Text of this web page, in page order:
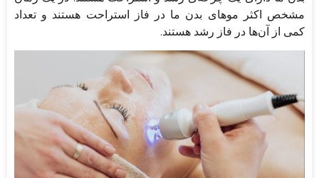
مشخص اکثر موهای بدن ما در فاز استراحت هستند و تعداد
کمی از آن‌ها در فاز رشد هستند.